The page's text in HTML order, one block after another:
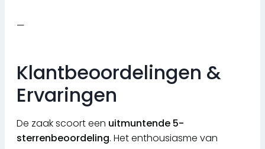
—
Klantbeoordelingen &
Ervaringen
De zaak scoort een uitmuntende 5-
sterrenbeoordeling. Het enthousiasme van